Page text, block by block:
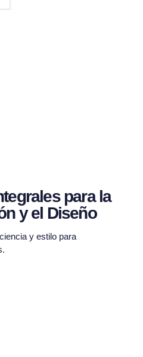
para la
y el Diseño
y estilo para